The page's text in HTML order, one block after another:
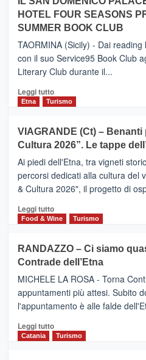
da
Neos
PIEDIMONTE
ETNEO
–
Meta
turistica
privilegiata
secondo
dati
di
Anche
la
Alcantara
nei
primi
nella
classifica
HOTEL FOUR SEASONS
SUMMER BOOK CLUB
TAORMINA (Sicily) - Dai
con il suo Service95 Book Club
Literary Club durante il...
Leggi tuttoLeggi
di
IL
SAN
DOMENICO
PALACE
TAORMINA,
UN
HOTEL
FOUR
IL
NUOVO
SUMMER
CLUB
Etna Turismo
VIAGRANDE (Ct) –
Cultura 2026”. Le tappe
Ai piedi dell'Etna, tra vigneti
percorsi dedicati alla cultura del
& Cultura 2026", il progetto di
Leggi tuttoLeggi
di
VIAGRANDE
(Ct)
–
Benanti
presenta
“Vino
&
Cultura
Food & Wine Turismo
RANDAZZO – Ci siamo
Contrade dell’Etna
MICHELE LA ROSA - Torna
appuntamenti più attesi. Subito
l'appuntamento è alle falde
Leggi tuttoLeggi
di
Catania Turismo